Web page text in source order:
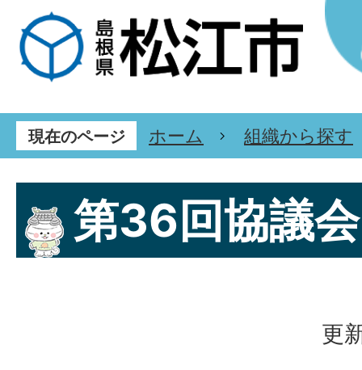
現在のページ ホーム 組織から探す
第36回協議会
更